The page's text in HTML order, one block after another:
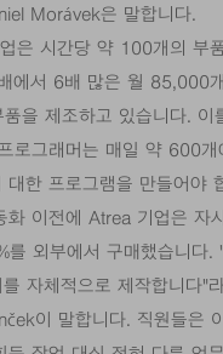
Morávek은 말합니다.
은 시간당 약 100개의 부
에서 6배 많은 월 85,000
을 제조하고 있습니다. 이
로그래머는 매일 약 600개
대한 프로그램을 만들어야
화 이전에 Atrea 기업은 자
를 외부에서 구매했습니다.
자체적으로 제작합니다"
이 말합니다. 직원들은